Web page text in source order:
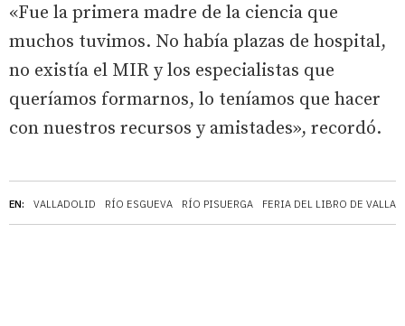
EN: VALLADOLID RÍO ESGUEVA RÍO PISUERGA FERIA DEL LIBRO DE
«Fue la primera madre de la ciencia que
muchos tuvimos. No había plazas de hospital,
no existía el MIR y los especialistas que
queríamos formarnos, lo teníamos que hacer
con nuestros recursos y amistades», recordó.